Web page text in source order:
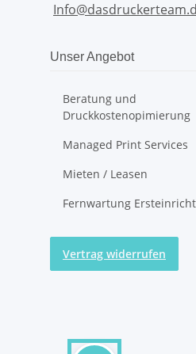
Unser Angebot
Beratung und
Druckkostenopimierung
Managed Print Services
Mieten / Leasen
Fernwartung
Vertrag widerrufen